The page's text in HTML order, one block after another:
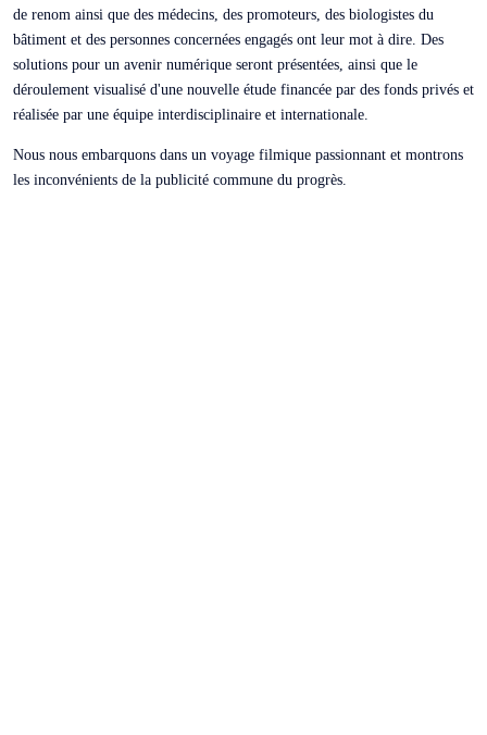
de renom ainsi que des médecins, des promoteurs, des biologistes du
bâtiment et des personnes concernées engagés ont leur mot à dire. Des
solutions pour un avenir numérique seront présentées, ainsi que le
déroulement visualisé d'une nouvelle étude financée par des fonds privés et
réalisée par une équipe interdisciplinaire et internationale.
Nous nous embarquons dans un voyage filmique passionnant et montrons
les inconvénients de la publicité commune du progrès.